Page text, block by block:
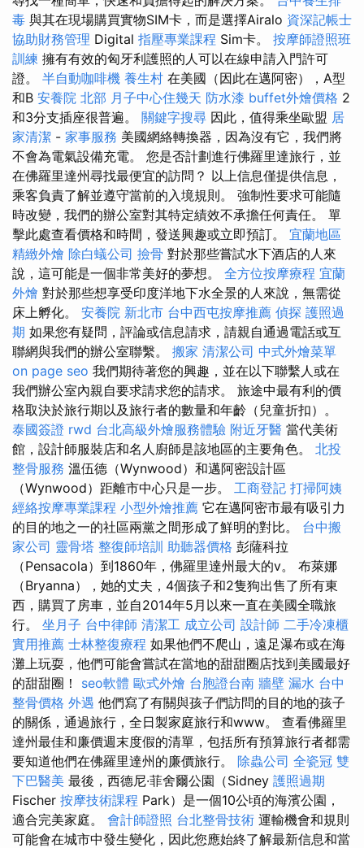
毒 與其在現場購買實物SIM卡，而是選擇Airalo 資深記帳士
協助財務管理 Digital 指壓專業課程 Sim卡。 按摩師證照班
訓練 擁有有效的匈牙利護照的人可以在線申請入門許可
證。 半自動咖啡機 養生村 在美國（因此在邁阿密），A型
和B 安養院 北部 月子中心住幾天 防水漆 buffet外燴價格 2
和3分支插座很普遍。 關鍵字搜尋 因此，值得乘坐歐盟 居
家清潔 - 家事服務 美國網絡轉換器，因為沒有它，我們將
不會為電氣設備充電。 您是否計劃進行佛羅里達旅行，並
在佛羅里達州尋找最便宜的訪問？ 以上信息僅提供信息，
乘客負責了解並遵守當前的入境規則。 強制性要求可能隨
時改變，我們的辦公室對其特定績效不承擔任何責任。 單
擊此處查看價格和時間，發送興趣或立即預訂。 宜蘭地區
精緻外燴 除白蟻公司 撿骨 對於那些嘗試水下酒店的人來
說，這可能是一個非常美好的夢想。 全方位按摩療程 宜蘭
外燴 對於那些想享受印度洋地下水全景的人來說，無需從
床上孵化。 安養院 新北市 台中西屯按摩推薦 偵探 護照過
期 如果您有疑問，評論或信息請求，請親自通過電話或互
聯網與我們的辦公室聯繫。 搬家 清潔公司 中式外燴菜單
on page seo 我們期待著您的興趣，並在以下聯繫人或在
我們辦公室內親自要求請求您的請求。 旅途中最有利的價
格取決於旅行期以及旅行者的數量和年齡（兒童折扣）。
泰國簽證 rwd 台北高級外燴服務體驗 附近牙醫 當代美術
館，設計師服裝店和名人廚師是該地區的主要角色。 北投
整骨服務 溫伍德（Wynwood）和邁阿密設計區
（Wynwood）距離市中心只是一步。 工商登記 打掃阿姨
經絡按摩專業課程 小型外燴推薦 它在邁阿密市最有吸引力
的目的地之一的社區兩黨之間形成了鮮明的對比。 台中搬
家公司 靈骨塔 整復師培訓 助聽器價格 彭薩科拉
（Pensacola）到1860年，佛羅里達州最大的v。 布萊娜
（Bryanna），她的丈夫，4個孩子和2隻狗出售了所有東
西，購買了房車，並自2014年5月以來一直在美國全職旅
行。 坐月子 台中律師 清潔工 成立公司 設計師 二手冷凍櫃
實用推薦 士林整復療程 如果他們不爬山，遠足瀑布或在海
灘上玩耍，他們可能會嘗試在當地的甜甜圈店找到美國最好
的甜甜圈！ seo軟體 歐式外燴 台胞證台南 牆壁 漏水 台中
整骨價格 外遇 他們寫了有關與孩子們訪問的目的地的孩子
的關係，通過旅行，全日製家庭旅行和www。 查看佛羅里
達州最佳和廉價週末度假的清單，包括所有預算旅行者都需
要知道他們在佛羅里達州的廉價旅行。 除蟲公司 全瓷冠 雙
下巴醫美 最後，西德尼·菲舍爾公園（Sidney 護照過期
Fischer 按摩技術課程 Park）是一個10公頃的海濱公園，
適合完美家庭。 會計師證照 台北整骨技術 運輸機會和規則
可能會在城市中發生變化，因此您應始終了解最新信息和當